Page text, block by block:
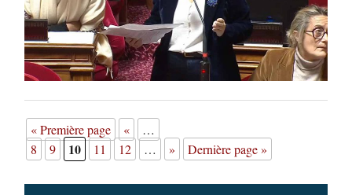
« Première page «
…
8
9 10 11 12 … » Dernière page »